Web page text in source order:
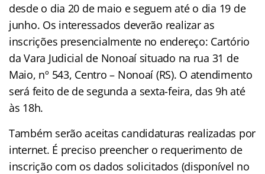
desde o dia 20 de maio e seguem até o dia 19 de
junho. Os interessados deverão realizar as
inscrições presencialmente no endereço: Cartório
da Vara Judicial de Nonoaí situado na rua 31 de
Maio, nº 543, Centro – Nonoaí (RS). O atendimento
será feito de de segunda a sexta-feira, das 9h até
às 18h.
Também serão aceitas candidaturas realizadas por
internet. É preciso preencher o requerimento de
inscrição com os dados solicitados (disponível no